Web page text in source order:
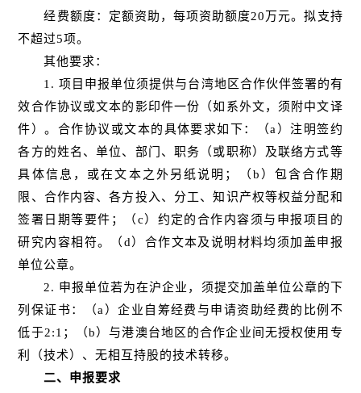
经费额度：定额资助，每项资助额度20万元。拟支持
不超过5项。
其他要求：
1. 项目申报单位须提供与台湾地区合作伙伴签署的有
效合作协议或文本的影印件一份（如系外文，须附中文译
件）。合作协议或文本的具体要求如下：（a）注明签约
各方的姓名、单位、部门、职务（或职称）及联络方式等
具体信息，或在文本之外另纸说明；（b）包含合作期
限、合作内容、各方投入、分工、知识产权等权益分配和
签署日期等要件；（c）约定的合作内容须与申报项目的
研究内容相符。（d）合作文本及说明材料均须加盖申报
单位公章。
2. 申报单位若为在沪企业，须提交加盖单位公章的下
列保证书：（a）企业自筹经费与申请资助经费的比例不
低于2:1；（b）与港澳台地区的合作企业间无授权使用专
利（技术）、无相互持股的技术转移。
二、申报要求